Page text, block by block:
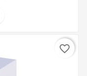
favorite_border